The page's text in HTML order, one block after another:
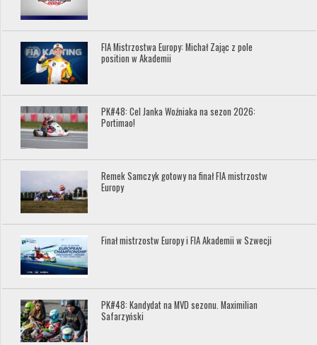
FIA Mistrzostwa Europy: Michał Zając z pole
position w Akademii
PK#48: Cel Janka Woźniaka na sezon 2026:
Portimao!
Remek Samczyk gotowy na finał FIA mistrzostw
Europy
Finał mistrzostw Europy i FIA Akademii w Szwecji
PK#48: Kandydat na MVD sezonu. Maximilian
Safarzyński